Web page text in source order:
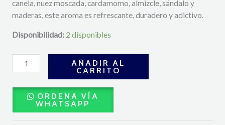
canela, nuez moscada, cardamomo, almizcle, sándalo y
maderas, este aroma es refrescante, duradero y adictivo.
Disponibilidad: 2 disponibles
Hugo
Boss
AÑADIR AL
CARRITO
ORDENA VÍA
WHATSAPP